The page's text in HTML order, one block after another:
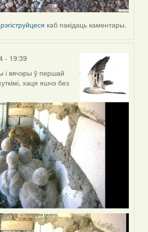
каб пакідаць каментары.
- 19:39
і вячэры ў першай
хаця яшчэ без